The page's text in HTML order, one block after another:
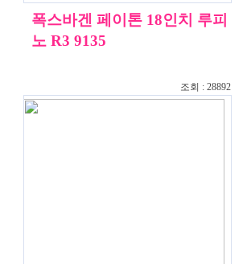
폭스바겐 페이톤 18인치 루피
노 R3 9135
조회 : 28892